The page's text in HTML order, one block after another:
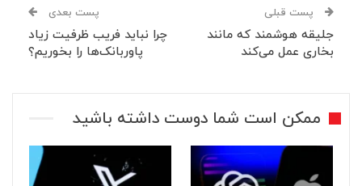
پست قبلی
جلیقه هوشمند که مانند
بخاری عمل می‌کند
پست بعدی
چرا نباید فریب ظرفیت زیاد
پاوربانک‌ها را بخوریم؟
ممکن است شما دوست داشته باشید